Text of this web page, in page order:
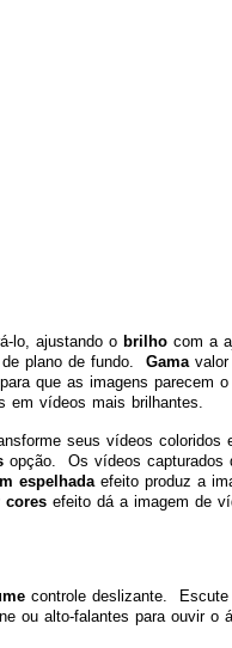
lo, ajustando o brilho com a
plano de fundo. Gama valor
que as imagens parecem o
em vídeos mais brilhantes.
seus vídeos coloridos
opção. Os vídeos capturados
espelhada efeito produz a
cores efeito dá a imagem de
controle deslizante. Escute
ou alto-falantes para ouvir o